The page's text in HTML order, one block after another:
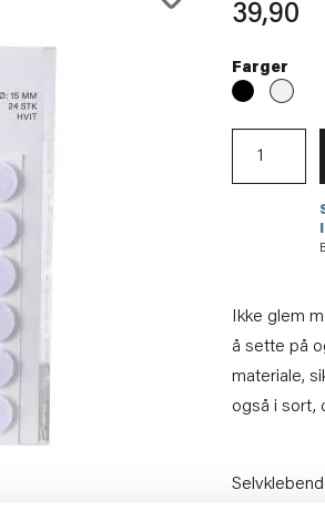
39,90
Farger
Ikke glem
å sette på
materiale,
også i sort,